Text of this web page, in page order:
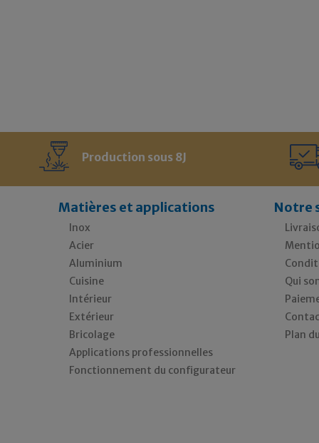
Production sous 8J
Matières et applications
Inox
Acier
Aluminium
Cuisine
Intérieur
Extérieur
Bricolage
Applications professionnelles
Fonctionnement du configurateur
Notre
Qui
Plan